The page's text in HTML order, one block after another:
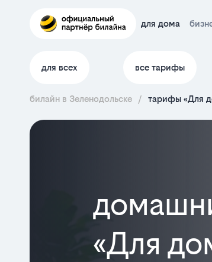
для дома
для всех все тарифы
билайн в Зеленодольске / тарифы «Для
«Для